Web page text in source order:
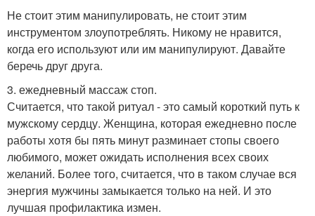
Не стоит этим манипулировать, не стоит этим
инструментом злоупотреблять. Никому не нравится,
когда его используют или им манипулируют. Давайте
беречь друг друга.
3. ежедневный массаж стоп.
Считается, что такой ритуал - это самый короткий путь к
мужскому сердцу. Женщина, которая ежедневно после
работы хотя бы пять минут разминает стопы своего
любимого, может ожидать исполнения всех своих
желаний. Более того, считается, что в таком случае вся
энергия мужчины замыкается только на ней. И это
лучшая профилактика измен.